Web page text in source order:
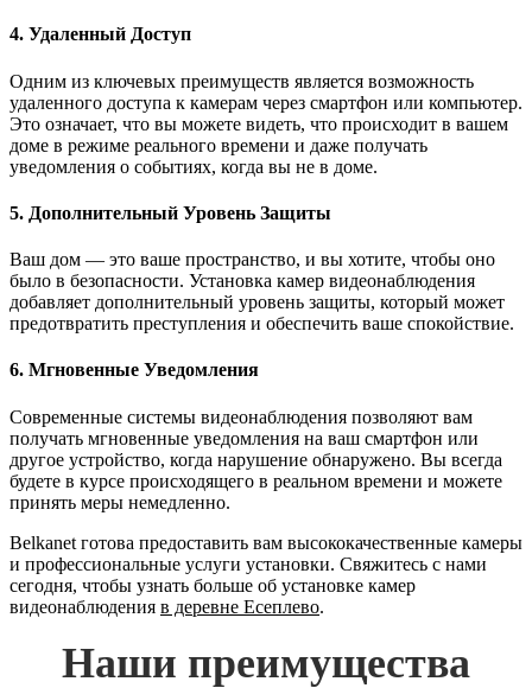
4. Удаленный Доступ
Одним из ключевых преимуществ является возможность
удаленного доступа к камерам через смартфон или компьютер.
Это означает, что вы можете видеть, что происходит в вашем
доме в режиме реального времени и даже получать
уведомления о событиях, когда вы не в доме.
5. Дополнительный Уровень Защиты
Ваш дом — это ваше пространство, и вы хотите, чтобы оно
было в безопасности. Установка камер видеонаблюдения
добавляет дополнительный уровень защиты, который может
предотвратить преступления и обеспечить ваше спокойствие.
6. Мгновенные Уведомления
Современные системы видеонаблюдения позволяют вам
получать мгновенные уведомления на ваш смартфон или
другое устройство, когда нарушение обнаружено. Вы всегда
будете в курсе происходящего в реальном времени и можете
принять меры немедленно.
Belkanet готова предоставить вам высококачественные камеры
и профессиональные услуги установки. Свяжитесь с нами
сегодня, чтобы узнать больше об установке камер
видеонаблюдения в деревне Есеплево.
Наши преимущества